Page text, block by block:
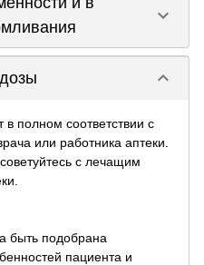
keyboard_arrow_down
keyboard_arrow_down
полном соответствии с
или работника аптеки.
с лечащим
быть подобрана
пациента и